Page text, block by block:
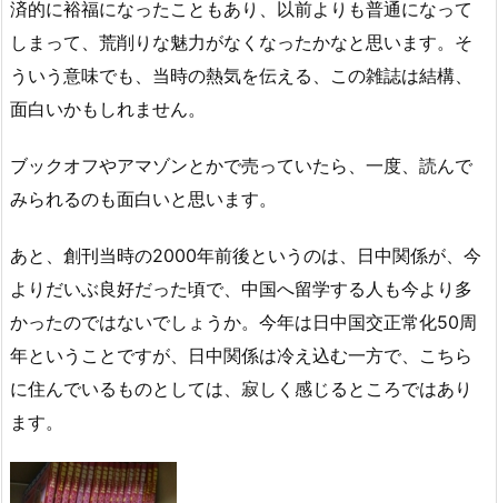
済的に裕福になったこともあり、以前よりも普通になって
しまって、荒削りな魅力がなくなったかなと思います。そ
ういう意味でも、当時の熱気を伝える、この雑誌は結構、
面白いかもしれません。
ブックオフやアマゾンとかで売っていたら、一度、読んで
みられるのも面白いと思います。
あと、創刊当時の2000年前後というのは、日中関係が、今
よりだいぶ良好だった頃で、中国へ留学する人も今より多
かったのではないでしょうか。今年は日中国交正常化50周
年ということですが、日中関係は冷え込む一方で、こちら
に住んでいるものとしては、寂しく感じるところではあり
ます。